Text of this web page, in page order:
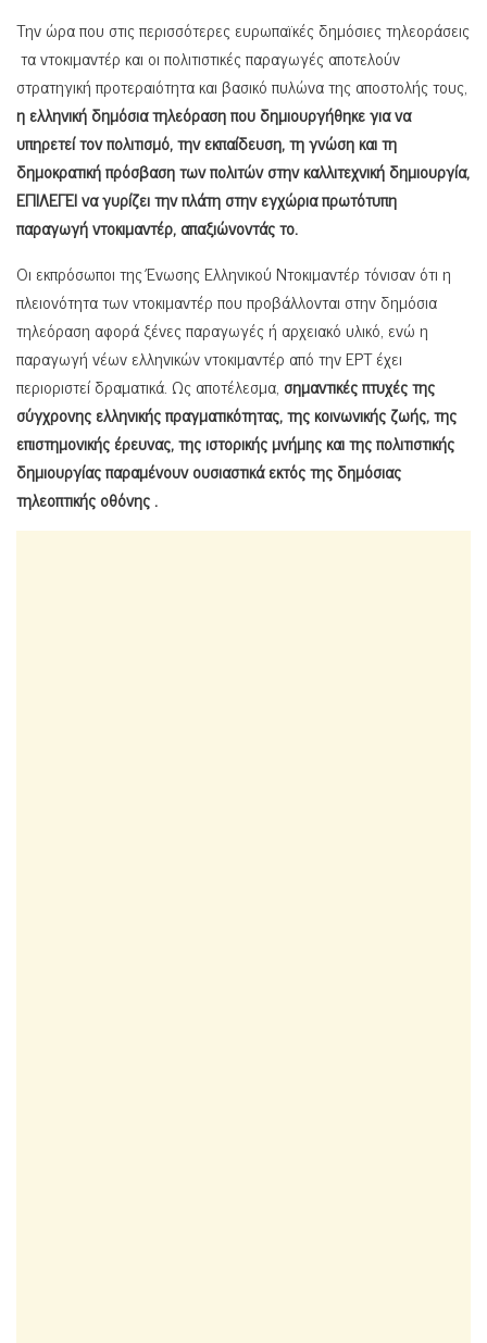
Την ώρα που στις περισσότερες ευρωπαϊκές δημόσιες τηλεοράσεις
τα ντοκιμαντέρ και οι πολιτιστικές παραγωγές αποτελούν
στρατηγική προτεραιότητα και βασικό πυλώνα της αποστολής τους,
η ελληνική δημόσια τηλεόραση που δημιουργήθηκε για να
υπηρετεί τον πολιτισμό, την εκπαίδευση, τη γνώση και τη
δημοκρατική πρόσβαση των πολιτών στην καλλιτεχνική δημιουργία,
ΕΠΙΛΕΓΕΙνα γυρίζει την πλάτη στηνεγχώρια πρωτότυπη
παραγωγή ντοκιμαντέρ,απαξιώνοντάς το.
Οι εκπρόσωποι της Ένωσης Ελληνικού Ντοκιμαντέρ τόνισαν ότι η
πλειονότητα των ντοκιμαντέρ που προβάλλονται στην δημόσια
τηλεόραση αφορά ξένες παραγωγές ή αρχειακό υλικό, ενώ η
παραγωγή νέων ελληνικών ντοκιμαντέρ από την ΕΡΤ έχει
περιοριστεί δραματικά. Ως αποτέλεσμα, σημαντικές πτυχές της
σύγχρονης ελληνικής πραγματικότητας, της κοινωνικής ζωής, της
επιστημονικής έρευνας, της ιστορικής μνήμης και της πολιτιστικής
δημιουργίας παραμένουν ουσιαστικά εκτός της δημόσιας
τηλεοπτικής οθόνης.